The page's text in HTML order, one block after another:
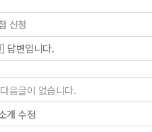
신청
답변입니다.
음글이 없습니다.
개 수정